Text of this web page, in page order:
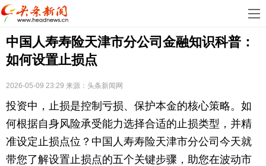
首
页
娱
乐
科
地
产
汽
中国人寿寿险天津市分公司金融知识科普：
如何设置止损点
2026-05-09 23:29 来源： 头条新闻网
投资中，止损是控制亏损、保护本金的核心策略。如
何根据自身风险承受能力选择合适的止损类型，并精
准设定止损点位？中国人寿寿险天津市分公司今天就
带您了解设置止损点的五个关键步骤，助您在波动市